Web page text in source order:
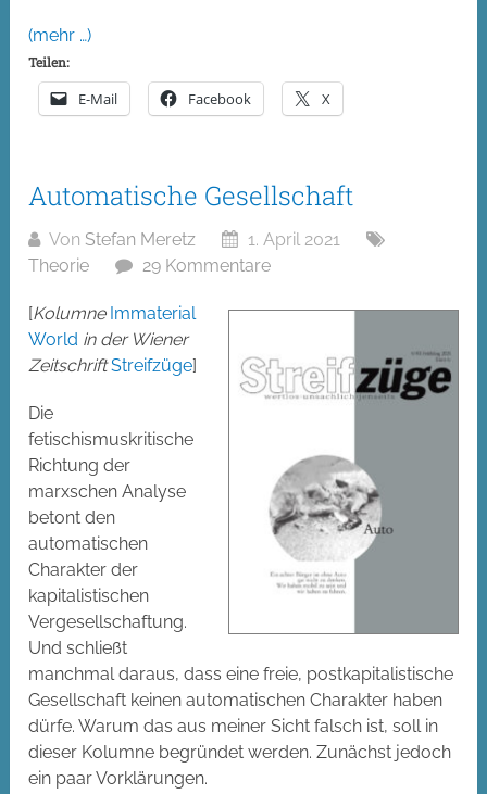
(mehr …)
Teilen:
E-Mail Facebook X
Automatische Gesellschaft
Von Stefan Meretz
1. April 2021
Theorie
29 Kommentare
[Kolumne Immaterial
World in der Wiener
Zeitschrift Streifzüge]
Die
fetischismuskritische
Richtung der
marxschen Analyse
betont den
automatischen
Charakter der
kapitalistischen
Vergesellschaftung.
Und schließt
manchmal daraus, dass eine freie, postkapitalistische
Gesellschaft keinen automatischen Charakter haben
dürfe. Warum das aus meiner Sicht falsch ist, soll in
dieser Kolumne begründet werden. Zunächst jedoch
ein paar Vorklärungen.